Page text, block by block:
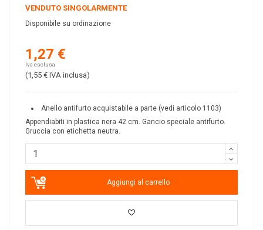
VENDUTO SINGOLARMENTE
Disponibile su ordinazione
1,27 €
Iva esclusa
(1,55 € IVA inclusa)
Anello antifurto acquistabile a parte (vedi articolo 1103)
Appendiabiti in plastica nera 42 cm. Gancio speciale antifurto.
Gruccia con etichetta neutra.
Aggiungi al carrello